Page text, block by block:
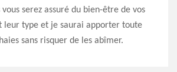
serez assuré du bien-être de vos
leur type et je saurai apporter toute
sans risquer de les abîmer.